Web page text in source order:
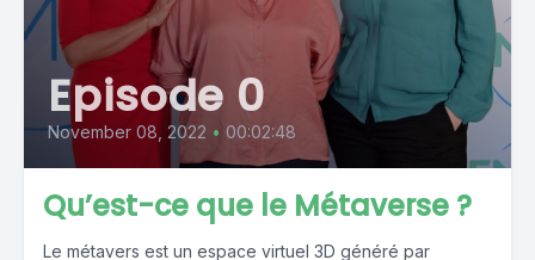
Episode 0
November 08, 2022 • 00:02:48
Qu’est-ce que le Métaverse ?
Le métavers est un espace virtuel 3D généré par